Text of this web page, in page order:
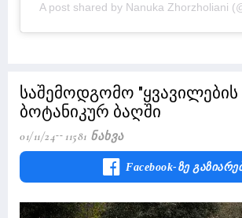
A post shared by Nanuka Zhorzholiani
საშემოდგომო "ყვავილების
ბოტანიკურ ბაღში
01/11/24 11581 Ნახვა
Facebook-Ზე